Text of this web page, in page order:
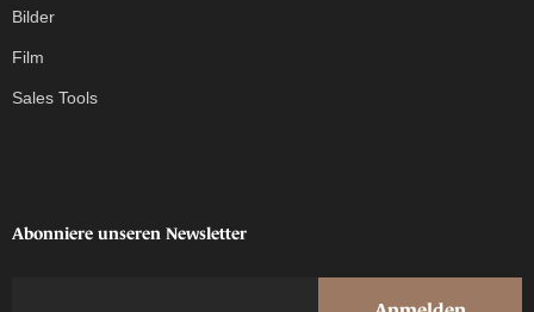
Bilder
Film
Sales Tools
Abonniere unseren Newsletter